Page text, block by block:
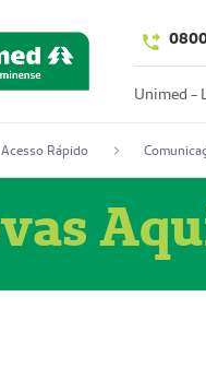
Unimed -
Acesso Rápido